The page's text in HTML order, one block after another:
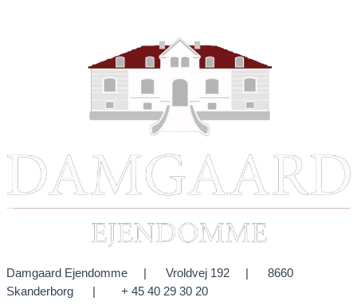
Damgaard Ejendomme | Vroldvej 192 | 8660
Skanderborg | + 45 40 29 30 20